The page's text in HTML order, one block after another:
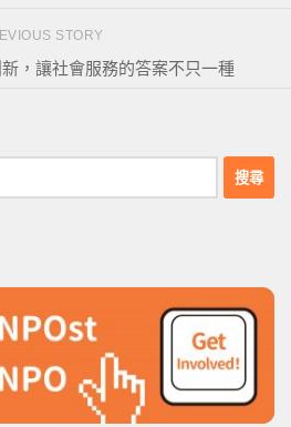
STORY
，讓社會服務的答案不只一種